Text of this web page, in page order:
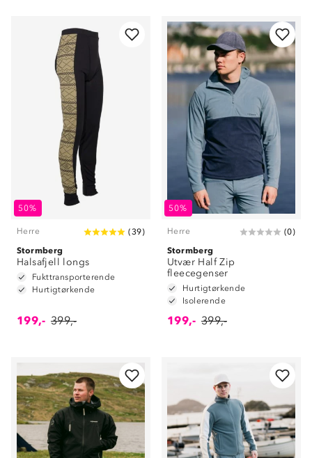
50%
Herre (39)
Stormberg
Halsafjell longs
Fukttransporterende
Hurtigtørkende
199,- 399,-
50%
Herre (0)
Stormberg
Utvær Half Zip
fleecegenser
Hurtigtørkende
Isolerende
199,- 399,-